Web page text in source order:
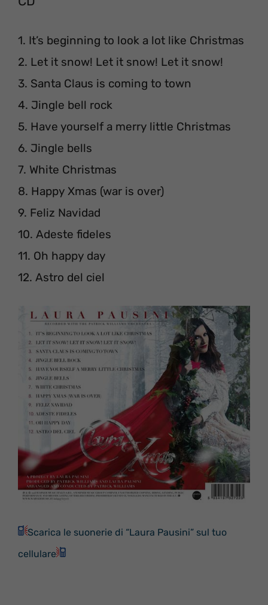
1. It’s beginning to look a lot like Christmas
2. Let it snow! Let it snow! Let it snow!
3. Santa Claus is coming to town
4. Jingle bell rock
5. Have yourself a merry little Christmas
6. Jingle bells
7. White Christmas
8. Happy Xmas (war is over)
9. Feliz Navidad
10. Adeste fideles
11. Oh happy day
12. Astro del ciel
Scarica le suonerie di “Laura Pausini” sul tuo
cellulare